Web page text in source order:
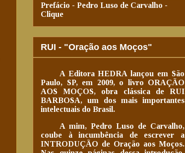
Prefácio - Pedro Luso de Carvalho -
Clique
RUI - "Oração aos Moços"
A Editora HEDRA lançou em São
Paulo, SP, em 2009, o livro ORAÇÃO
AOS MOÇOS, obra clássica de RUI
BARBOSA, um dos mais importantes
intelectuais do Brasil.
A mim, Pedro Luso de Carvalho,
coube à incumbência de escrever a
INTRODUÇÃO de Oração aos Moços.